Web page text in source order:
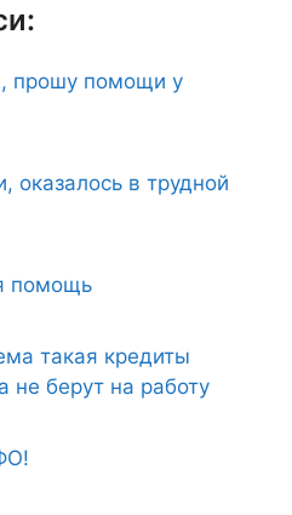
прошу помощи у
в трудной
помощь
такая кредиты
не берут на работу